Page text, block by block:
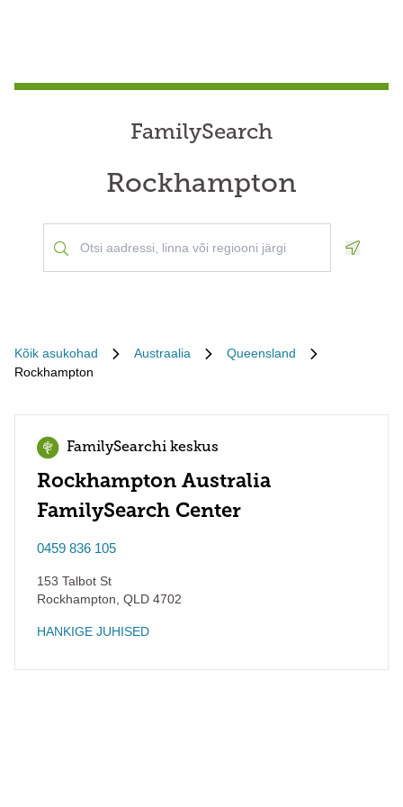
FamilySearch
Rockhampton
Kõik asukohad Austraalia
Queensland
Rockhampton
FamilySearchi keskus
Rockhampton Australia
FamilySearch Center
0459 836 105
153 Talbot St
Rockhampton QLD 4702
HANKIGE JUHISED